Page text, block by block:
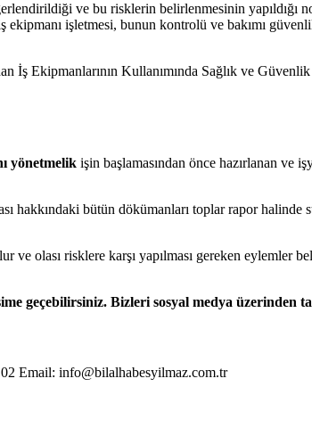
ve bu risklerin belirlenmesinin yapıldığı
işletmesi, bunun kontrolü ve bakımı
İş Ekipmanlarının Kullanımında Sağlık ve
yönetmelik işin başlamasından önce hazırlanan ve
hakkındaki bütün dökümanları toplar rapor halinde
ve olası risklere karşı yapılması gereken eylemler
geçebilirsiniz. Bizleri sosyal medya üzerinden
Email: info@bilalhabesyilmaz.com.tr